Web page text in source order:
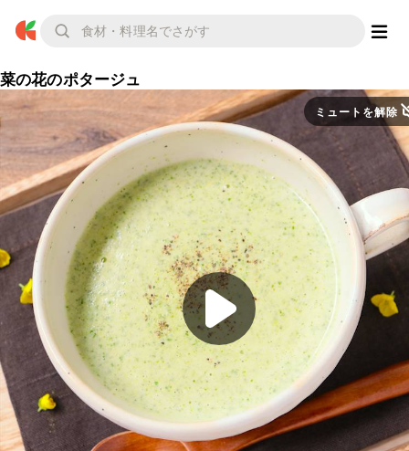
菜の花のポタージュ
ミュートを解除